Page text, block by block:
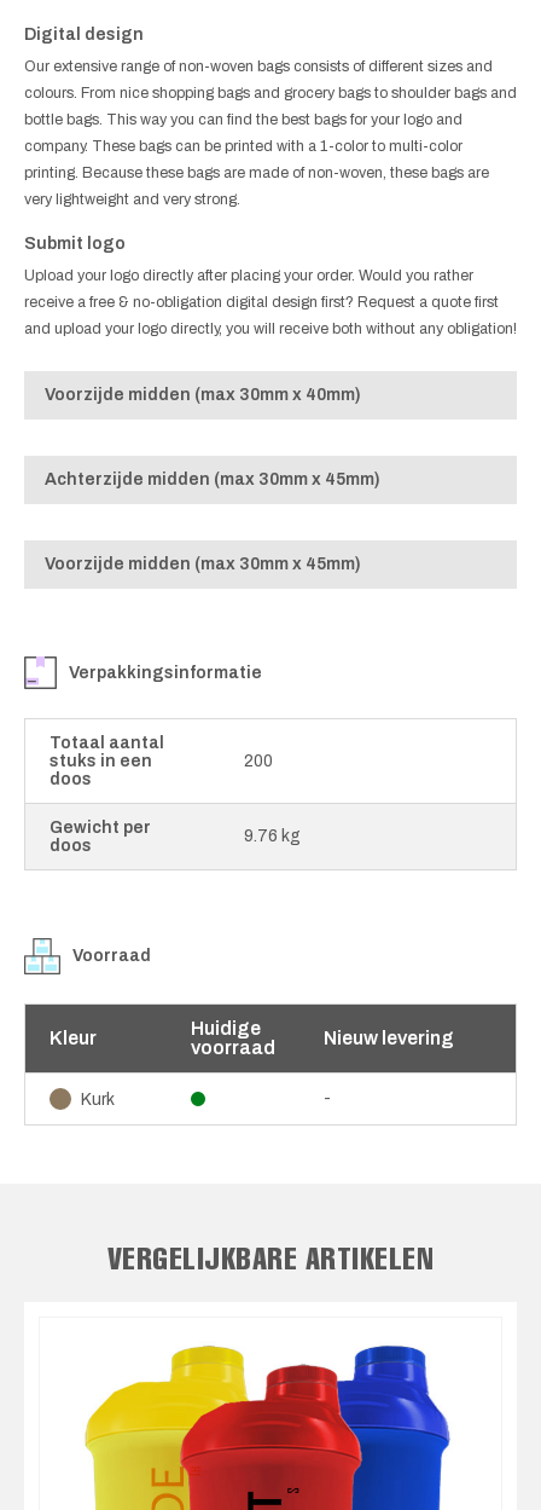
Digital design
Our extensive range of non-woven bags consists of different sizes and
colours. From nice shopping bags and grocery bags to shoulder bags and
bottle bags. This way you can find the best bags for your logo and
company. These bags can be printed with a 1-color to multi-color
printing. Because these bags are made of non-woven, these bags are
very lightweight and very strong.
Submit logo
Upload your logo directly after placing your order. Would you rather
receive a free & no-obligation digital design first? Request a quote first
and upload your logo directly, you will receive both without any obligation!
Voorzijde midden (max 30mm x 40mm)
Achterzijde midden (max 30mm x 45mm)
Voorzijde midden (max 30mm x 45mm)
Verpakkingsinformatie
Totaal aantal
stuks in een
doos
200
Gewicht per
doos
9.76 kg
Voorraad
Kleur
Huidige
voorraad
Nieuw levering
Kurk -
VERGELIJKBARE ARTIKELEN